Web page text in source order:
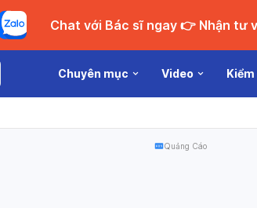
Chat với Bác sĩ ngay
Chuyên mục Video
Quảng Cáo